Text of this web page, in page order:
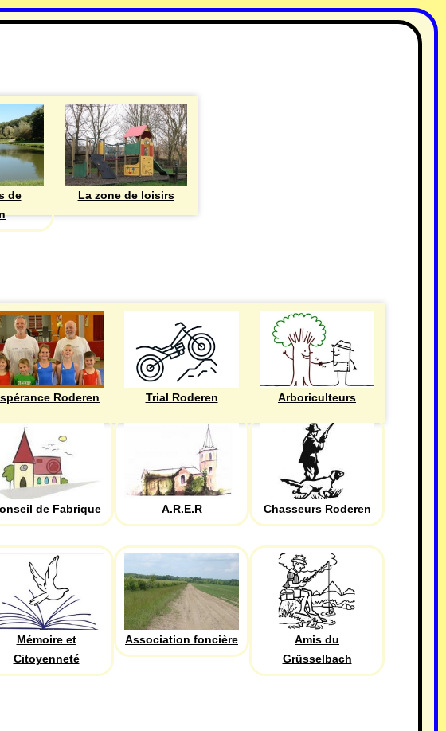
de
La zone de loisirs
Roderen Trial Roderen Arboriculteurs
de Fabrique A.R.E.R Chasseurs Roderen
Mémoire et
Citoyenneté
Association foncière
Amis du
Grüsselbach